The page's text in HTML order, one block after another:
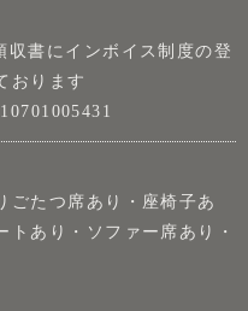
書にインボイス制度の登
おります
ごたつ席あり・座椅子あ
トあり・ソファー席あり・